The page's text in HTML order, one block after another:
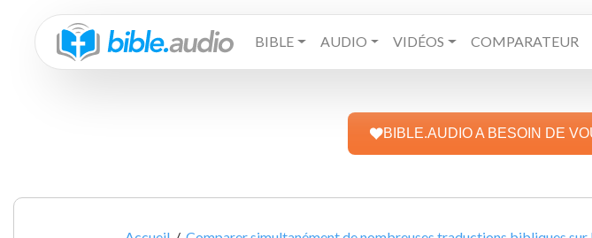
BIBLE AUDIO VIDÉOS COMPARATEUR
BIBLE.AUDIO A BESOIN DE